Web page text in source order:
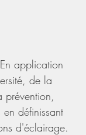
application
de la
définissant
d'éclairage.